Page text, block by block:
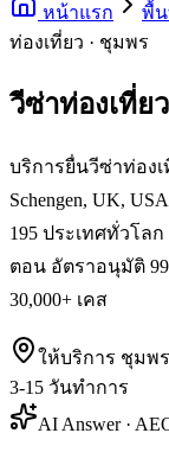
หน้าแรก พื้น
ท่องเที่ยว · ชุมพร
วีซ่าท่องเที่
บริการยื่นวีซ่าท่อง
Schengen, UK,
195 ประเทศทั่วโล
ตอน อัตราอนุมัติ
30,000+ เคส
ให้บริการ ชุมพร
3-15 วันทำการ
AI Answer ·